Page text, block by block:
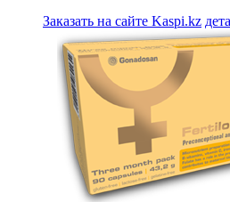
Заказать на сайте Kaspi.kz